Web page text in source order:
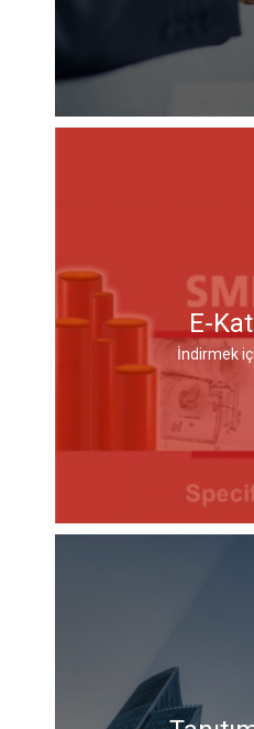
E-
İndirmek